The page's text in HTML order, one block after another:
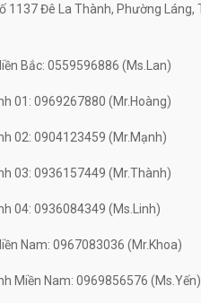
1137 Đê La Thành, Phường Láng,
Bắc: 0559596886 (Ms.Lan)
01: 0969267880 (Mr.Hoàng)
02: 0904123459 (Mr.Mạnh)
03: 0936157449 (Mr.Thành)
04: 0936084349 (Ms.Linh)
Nam: 0967083036 (Mr.Khoa)
Miền Nam: 0969856576 (Ms.Yến)